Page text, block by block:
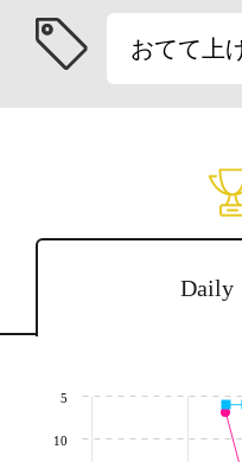
おてて上
Daily
5
10